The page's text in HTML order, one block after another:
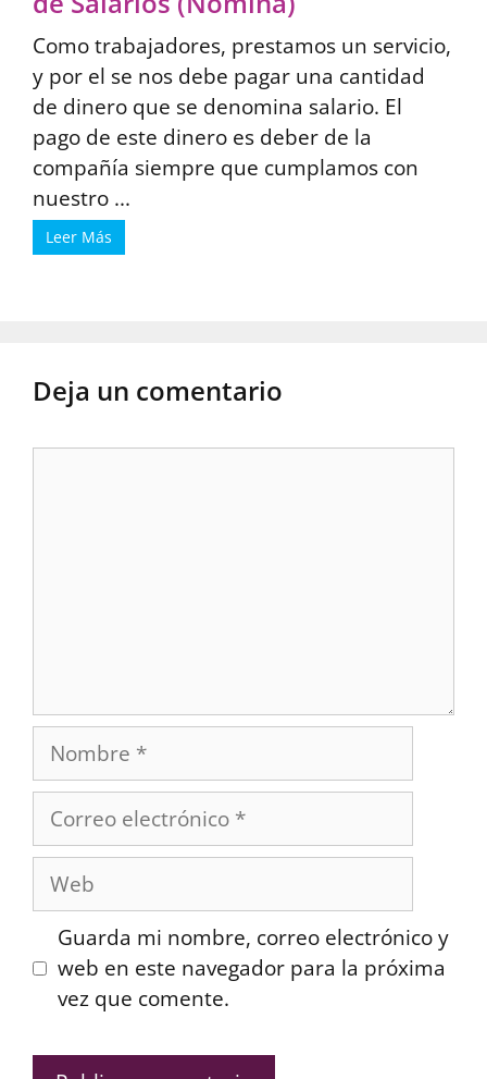
Como trabajadores, prestamos un servicio,
y por el se nos debe pagar una cantidad
de dinero que se denomina salario. El
pago de este dinero es deber de la
compañía siempre que cumplamos con
nuestro ...
Leer Más
Deja un comentario
Nombre
Correo
electrónico
Web
Guarda mi nombre, correo electrónico y
web en este navegador para la próxima
vez que comente.